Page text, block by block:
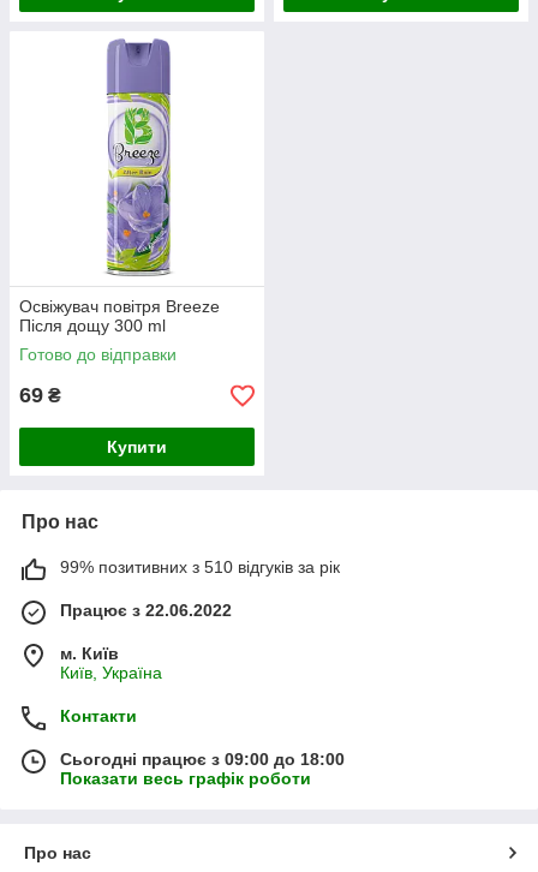
Освіжувач повітря Breeze
Після дощу 300 ml
Готово до відправки
69 ₴
Купити
Про нас
99% позитивних з 510 відгуків за рік
Працює з 22.06.2022
м. Київ
Київ, Україна
Контакти
Сьогодні працює з 09:00 до 18:00
Показати весь графік роботи
Про нас